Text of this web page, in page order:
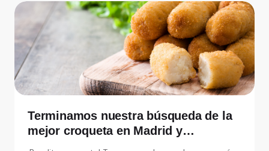
Terminamos nuestra búsqueda de la
mejor croqueta en Madrid y